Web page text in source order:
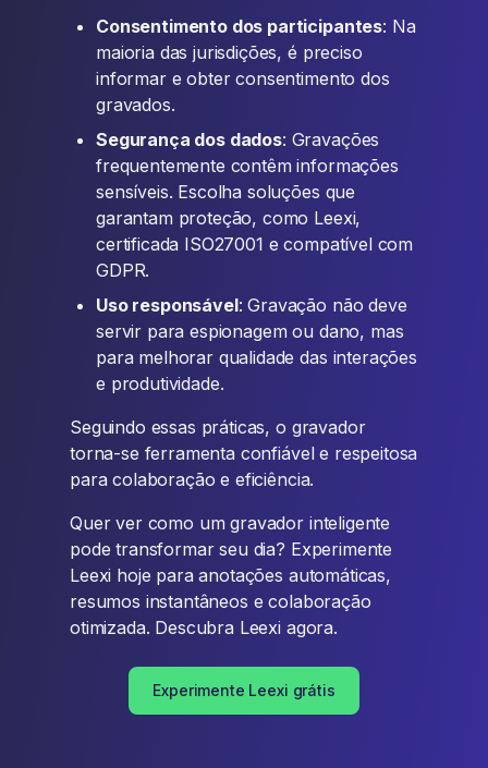
Consentimento dos participantes: Na
maioria das jurisdições, é preciso
informar e obter consentimento dos
gravados.
Segurança dos dados: Gravações
frequentemente contêm informações
sensíveis. Escolha soluções que
garantam proteção, como Leexi,
certificada ISO27001 e compatível com
GDPR.
Uso responsável: Gravação não deve
servir para espionagem ou dano, mas
para melhorar qualidade das interações
e produtividade.
Seguindo essas práticas, o gravador
torna-se ferramenta confiável e respeitosa
para colaboração e eficiência.
Quer ver como um gravador inteligente
pode transformar seu dia? Experimente
Leexi hoje para anotações automáticas,
resumos instantâneos e colaboração
otimizada. Descubra Leexi agora.
Experimente Leexi grátis